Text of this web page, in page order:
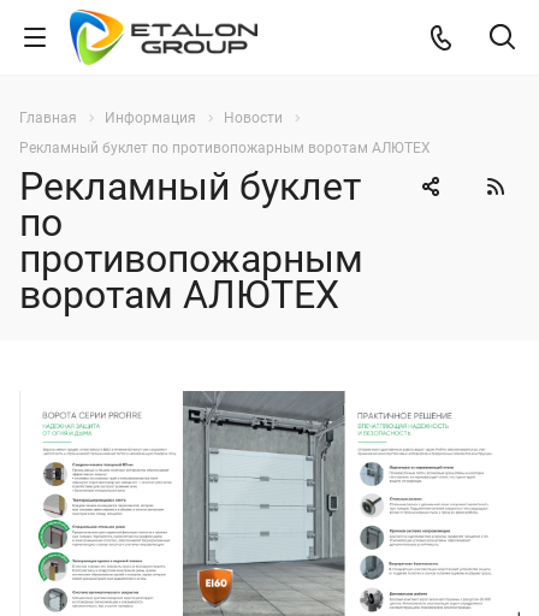
Главная Информация
Новости
Рекламный буклет по противопожарным воротам АЛЮТЕХ
Рекламный буклет
по
противопожарным
воротам АЛЮТЕХ